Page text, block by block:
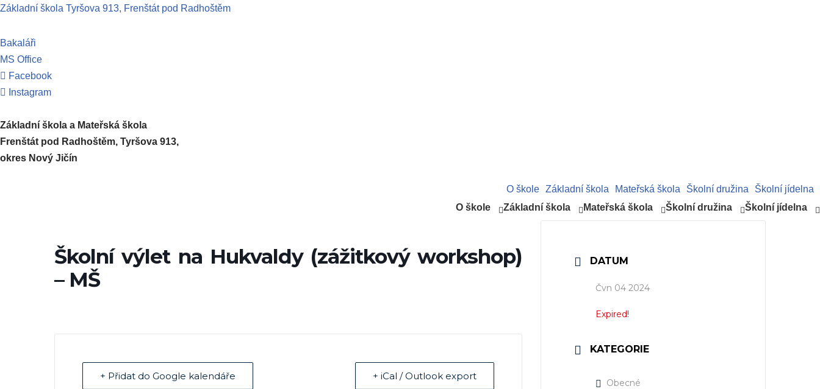
Základní škola Tyršova 913, Frenštát pod Radhoštěm
Bakaláři
MS Office
Facebook
Instagram
Základní škola a Mateřská škola
Frenštát pod Radhoštěm, Tyršova 913,
okres Nový Jičín
O škole Základní škola Mateřská škola Školní družina
Školní jídelna
O škole
Základní škola Mateřská škola Školní družina Školní jídelna
Školní výlet na Hukvaldy (zážitkový workshop)
– MŠ
+ Přidat do Google kalendáře + iCal / Outlook export
DATUM
Čvn 04 2024
Expired!
KATEGORIE
Obecné